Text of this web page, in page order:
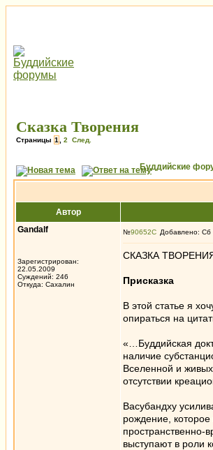
Сказка Творения
Страницы 1 2 След.
Буддийские
Автор
Gandalf
Зарегистрирован:
22.05.2009
Суждений: 246
Откуда: Сахалин
№90652 Добавлено: Сб
СКАЗКА
Присказка
В этой статье я
опираться на
«…Буддийская
наличие
Вселенной и
отсутствии
Васубандху
рождение,
пространственно-
выступают в роли